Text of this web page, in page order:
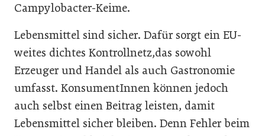
Campylobacter-Keime.
Lebensmittel sind sicher. Dafür sorgt ein EU-
weites dichtes Kontrollnetz,das sowohl
Erzeuger und Handel als auch Gastronomie
umfasst. KonsumentInnen können jedoch
auch selbst einen Beitrag leisten, damit
Lebensmittel sicher bleiben. Denn Fehler beim